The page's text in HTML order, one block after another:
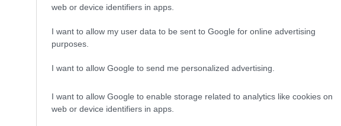
web or device identifiers in apps.
I want to allow my user data to be sent to Google for online advertising
purposes.
I want to allow Google to send me personalized advertising.
I want to allow Google to enable storage related to analytics like cookies on
web or device identifiers in apps.